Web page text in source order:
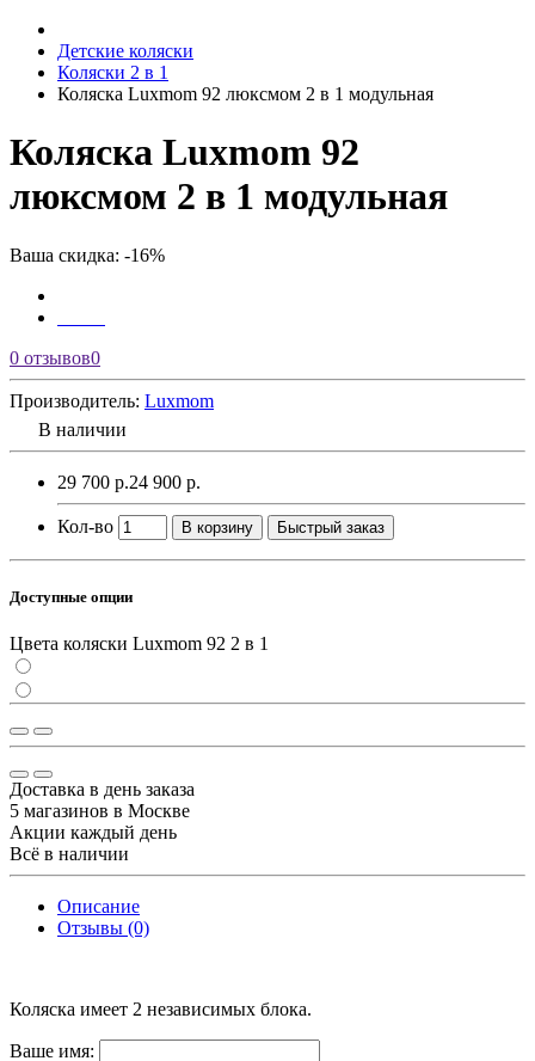
Детские коляски
Коляски 2 в 1
Коляска Luxmom 92 люксмом 2 в 1 модульная
Коляска Luxmom 92
люксмом 2 в 1 модульная
Ваша скидка: -16%
0 отзывов0
Производитель: Luxmom
В наличии
29 700 р.24 900 р.
Кол-во В корзину Быстрый заказ
Доступные опции
Цвета коляски Luxmom 92 2 в 1
Доставка в день заказа
5 магазинов в Москве
Акции каждый день
Всё в наличии
Описание
Отзывы (0)
Коляска имеет 2 независимых блока.
Ваше имя: